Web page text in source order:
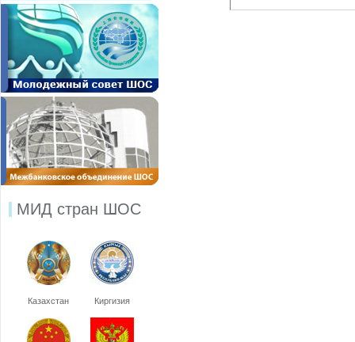
МИД стран ШОС
Казахстан Киргизия